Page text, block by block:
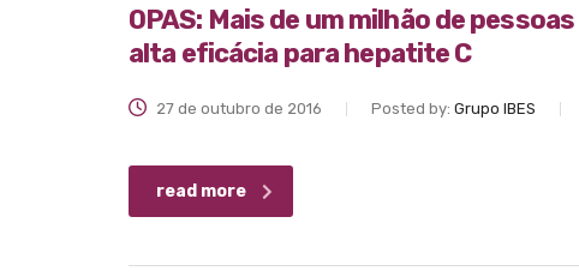
OPAS: Mais de um milhão de
alta eficácia para hepatite C
27 de outubro de 2016 Posted by: Grupo IBES
read more